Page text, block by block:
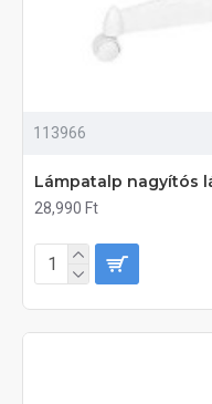
113966
Lámpatalp nagyítós
28,990 Ft